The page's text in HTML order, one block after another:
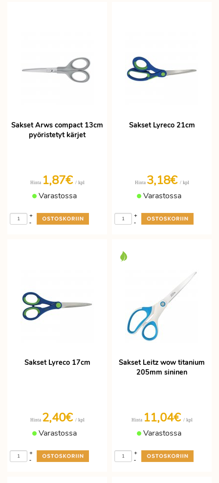
Sakset Arws compact 13cm
pyöristetyt kärjet
Hinta 1,87€ / kpl
Varastossa
-
+
Sakset Lyreco 21cm
Hinta 3,18€ / kpl
Varastossa
-
+
Sakset Lyreco 17cm
Hinta 2,40€ / kpl
Varastossa
-
+
Sakset Leitz wow titanium
205mm sininen
Hinta 11,04€ / kpl
Varastossa
-
+